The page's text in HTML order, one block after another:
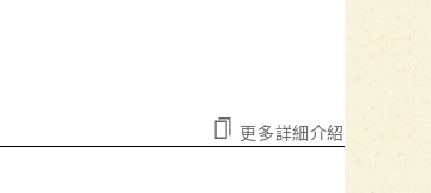
更多詳細介紹